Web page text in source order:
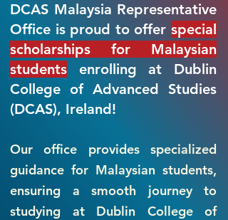
DCAS Malaysia Representative
Office is proud to offer special
scholarships for Malaysian
students enrolling at Dublin
College of Advanced Studies
(DCAS), Ireland!
Our office provides specialized
guidance for Malaysian students,
ensuring a smooth journey to
studying at Dublin College of